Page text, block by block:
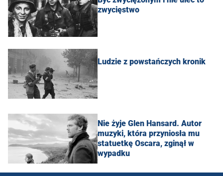
zwycięstwo
Ludzie z powstańczych kronik
Nie żyje Glen Hansard. Autor
muzyki, która przyniosła mu
statuetkę Oscara, zginął w
wypadku